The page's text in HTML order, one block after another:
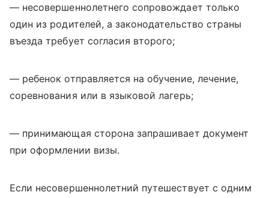
— несовершеннолетнего сопровождает только
один из родителей, а законодательство страны
въезда требует согласия второго;
— ребенок отправляется на обучение, лечение,
соревнования или в языковой лагерь;
— принимающая сторона запрашивает документ
при оформлении визы.
Если несовершеннолетний путешествует с одним